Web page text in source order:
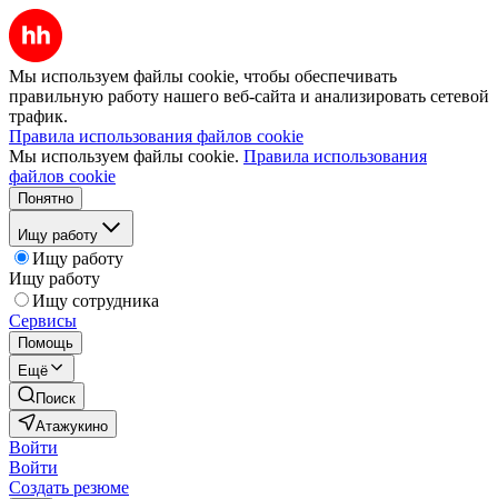
Мы используем файлы cookie, чтобы обеспечивать
правильную работу нашего веб-сайта и анализировать сетевой
трафик.
Правила использования файлов cookie
Мы используем файлы cookie. Правила использования
файлов cookie
Понятно
Ищу работу
Ищу работу
Ищу работу
Ищу сотрудника
Сервисы
Помощь
Ещё
Поиск
Атажукино
Войти
Войти
Создать резюме